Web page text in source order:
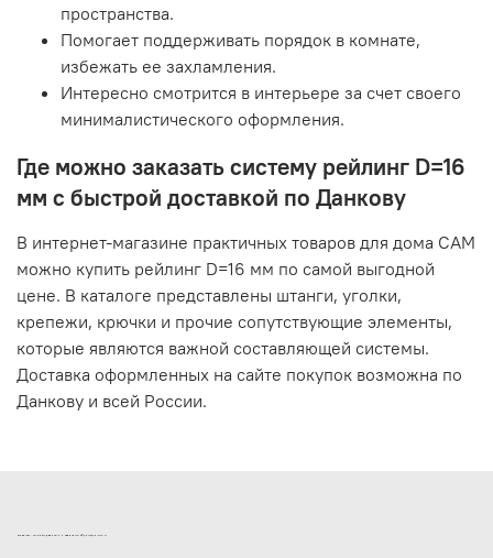
пространства.
Помогает поддерживать порядок в комнате,
избежать ее захламления.
Интересно смотрится в интерьере за счет своего
минималистического оформления.
Где можно заказать систему рейлинг D=16
мм с быстрой доставкой по Данкову
В интернет-магазине практичных товаров для дома САМ
можно купить рейлинг D=16 мм по самой выгодной
цене. В каталоге представлены штанги, уголки,
крепежи, крючки и прочие сопутствующие элементы,
которые являются важной составляющей системы.
Доставка оформленных на сайте покупок возможна по
Данкову и всей России.